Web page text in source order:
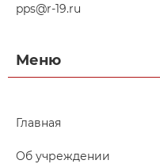
pps@r-19.ru
Меню
Главная
Об учреждении